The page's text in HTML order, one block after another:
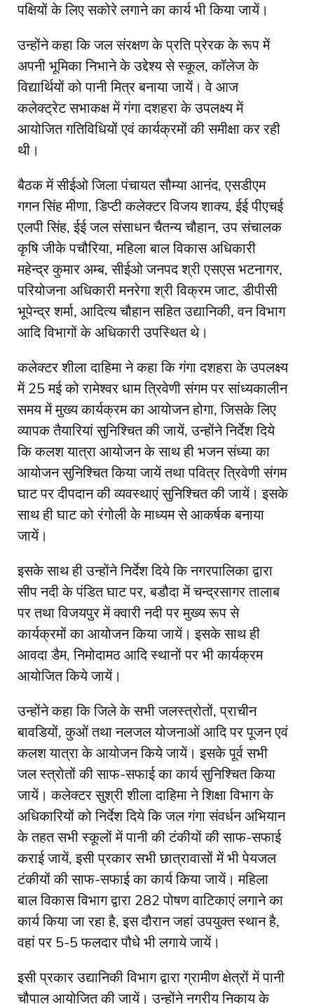
पक्षियों के लिए सकोरे लगाने का कार्य भी किया जायें।
उन्होंने कहा कि जल संरक्षण के प्रति प्रेरक के रूप में
अपनी भूमिका निभाने के उद्देश्य से स्कूल, कॉलेज के
विद्यार्थियों को पानी मित्र बनाया जायें। वे आज
कलेक्ट्रेट सभाकक्ष में गंगा दशहरा के उपलक्ष्य में
आयोजित गतिविधियों एवं कार्यक्रमों की समीक्षा कर रही
थी।
बैठक में सीईओ जिला पंचायत सौम्या आनंद, एसडीएम
गगन सिंह मीणा, डिप्टी कलेक्टर विजय शाक्य, ईई पीएचई
एलपी सिंह, ईई जल संसाधन चैतन्य चौहान, उप संचालक
कृषि जीके पचौरिया, महिला बाल विकास अधिकारी
महेन्द्र कुमार अम्ब, सीईओ जनपद श्री एसएस भटनागर,
परियोजना अधिकारी मनरेगा श्री विक्रम जाट, डीपीसी
भूपेन्द्र शर्मा, आदित्य चौहान सहित उद्यानिकी, वन विभाग
आदि विभागों के अधिकारी उपस्थित थे।
कलेक्टर शीला दाहिमा ने कहा कि गंगा दशहरा के उपलक्ष्य
में 25 मई को रामेश्वर धाम त्रिवेणी संगम पर सांध्यकालीन
समय में मुख्य कार्यक्रम का आयोजन होगा, जिसके लिए
व्यापक तैयारियां सुनिश्चित की जायें, उन्होंने निर्देश दिये
कि कलश यात्रा आयोजन के साथ ही भजन संध्या का
आयोजन सुनिश्चित किया जायें तथा पवित्र त्रिवेणी संगम
घाट पर दीपदान की व्यवस्थाएं सुनिश्चित की जायें। इसके
साथ ही घाट को रंगोली के माध्यम से आकर्षक बनाया
जायें।
इसके साथ ही उन्होंने निर्देश दिये कि नगरपालिका द्वारा
सीप नदी के पंडित घाट पर, बडौदा में चन्द्रसागर तालाब
पर तथा विजयपुर में क्वारी नदी पर मुख्य रूप से
कार्यक्रमों का आयोजन किया जायें। इसके साथ ही
आवदा डैम, निमोदामठ आदि स्थानों पर भी कार्यक्रम
आयोजित किये जायें।
उन्होंने कहा कि जिले के सभी जलस्त्रोतों, प्राचीन
बावडियों, कुओं तथा नलजल योजनाओं आदि पर पूजन एवं
कलश यात्रा के आयोजन किये जायें। इसके पूर्व सभी
जल स्त्रोतों की साफ-सफाई का कार्य सुनिश्चित किया
जायें। कलेक्टर सुश्री शीला दाहिमा ने शिक्षा विभाग के
अधिकारियों को निर्देश दिये कि जल गंगा संवर्धन अभियान
के तहत सभी स्कूलों में पानी की टंकीयों की साफ-सफाई
कराई जायें, इसी प्रकार सभी छात्रावासों में भी पेयजल
टंकीयों की साफ-सफाई का कार्य किया जायें। महिला
बाल विकास विभाग द्वारा 282 पोषण वाटिकाएं लगाने का
कार्य किया जा रहा है, इस दौरान जहां उपयुक्त स्थान है,
वहां पर 5-5 फलदार पौधे भी लगाये जायें।
इसी प्रकार उद्यानिकी विभाग द्वारा ग्रामीण क्षेत्रों में पानी
चौपाल आयोजित की जायें। उन्होंने नगरीय निकाय के